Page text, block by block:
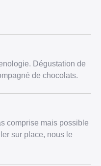
Dégustation de
de chocolats.
comprise mais possible
sur place, nous le